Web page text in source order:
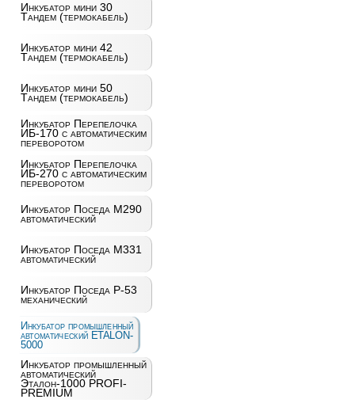
Инкубатор мини 30
Тандем (термокабель)
Инкубатор мини 42
Тандем (термокабель)
Инкубатор мини 50
Тандем (термокабель)
Инкубатор Перепелочка
ИБ-170 с автоматическим
переворотом
Инкубатор Перепелочка
ИБ-270 с автоматическим
переворотом
Инкубатор Поседа М290
автоматический
Инкубатор Поседа М331
автоматический
Инкубатор Поседа Р-53
механический
Инкубатор промышленный
автоматический ETALON-
5000
Инкубатор промышленный
автоматический
Эталон-1000 PROFI-
PREMIUM